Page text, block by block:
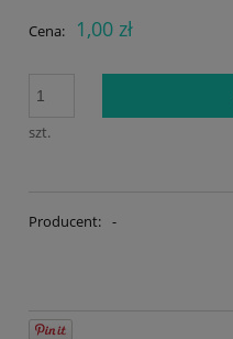
Cena: 1,00 zł
szt.
Producent: -